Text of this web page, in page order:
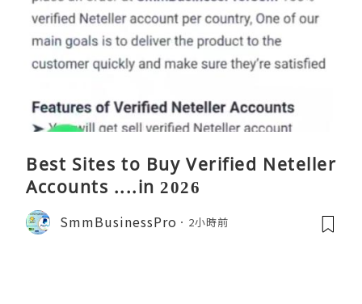
Best Sites to Buy Verified Neteller
Accounts ....in 2026
SmmBusinessPro 2小時前